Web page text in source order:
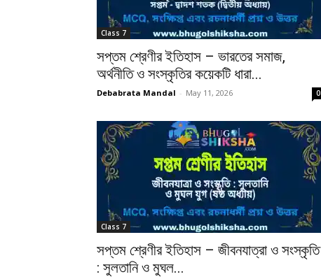
Class 7
সপ্তম শ্রেণীর ইতিহাস – ভারতের সমাজ,
অর্থনীতি ও সংস্কৃতির কয়েকটি ধারা...
Debabrata Mandal - May 11, 2026 0
Class 7
সপ্তম শ্রেণীর ইতিহাস – জীবনযাত্রা ও সংস্কৃতি
: সুলতানি ও মুঘল...